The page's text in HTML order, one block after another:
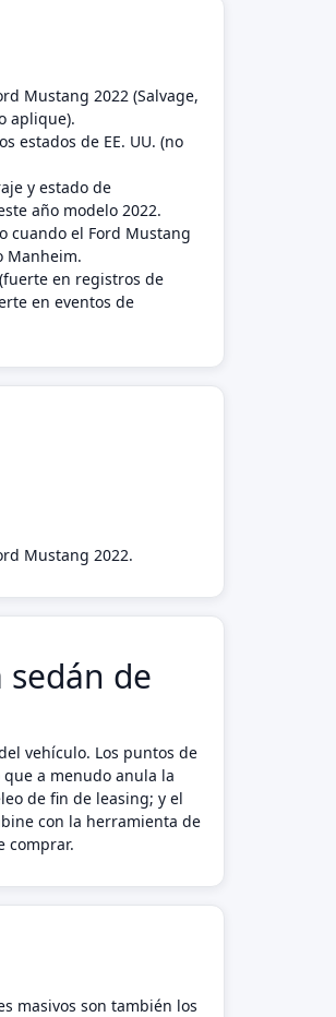
Mustang 2022 (Salvage,
aplique).
estados de EE. UU. (no
y estado de
año modelo 2022.
cuando el Ford Mustang
Manheim.
en registros de
en eventos de
Mustang 2022.
de
vehículo. Los puntos de
a menudo anula la
de fin de leasing; y el
con la herramienta de
comprar.
masivos son también los